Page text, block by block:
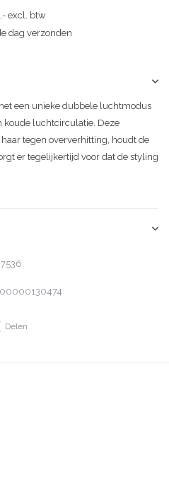
excl. btw
dag verzonden
een unieke dubbele luchtmodus
koude luchtcirculatie. Deze
tegen oververhitting, houdt de
er tegelijkertijd voor dat de styling
Delen